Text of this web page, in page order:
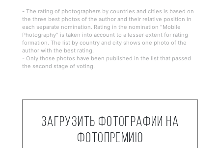
- The rating of photographers by countries and cities is based on
the three best photos of the author and their relative position in
each separate nomination. Rating in the nomination "Mobile
Photography" is taken into account to a lesser extent for rating
formation. The list by country and city shows one photo of the
author with the best rating.
- Only those photos have been published in the list that passed
the second stage of voting.
Загрузить фотографии на
фотопремию